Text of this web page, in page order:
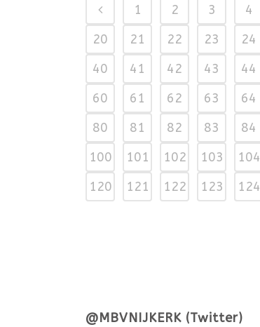
1 2 3 4
20
21 22 23 24
40
41 42 43 44
60
61 62 63 64
80
81 82 83 84
100
101 102 103 104
120
121 122 123 124
@MBVNIJKERK (Twitter)